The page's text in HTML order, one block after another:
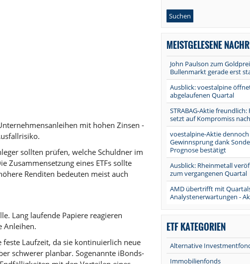
mit hohen Zinsen -
sollten prüfen, welche Schuldner im
Zusammensetzung eines ETFs sollte
Renditen bedeuten meist auch
Lang laufende Papiere reagieren
Anleihen.
feste Laufzeit, da sie kontinuierlich neue
schwerer planbar. Sogenannte iBonds-
Suchen
MEISTGELESENE
John Paulson zum
Bullenmarkt gerade erst
Ausblick: voestalpine
abgelaufenen Quartal
STRABAG-Aktie
setzt auf Kompromiss
voestalpine-Aktie
Gewinnsprung dank
Prognose bestätigt
Ausblick: Rheinmetall
zum vergangenen Quartal
AMD übertrifft mit
Analystenerwartungen -
ETF KATEGORIEN
Alternative
Immobilienfonds